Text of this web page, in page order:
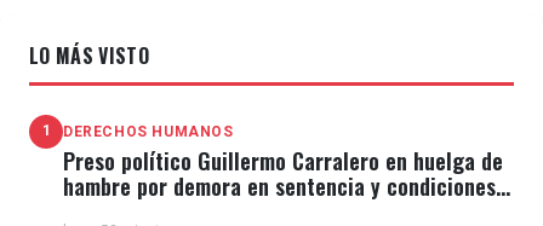
LO MÁS VISTO
1 DERECHOS HUMANOS
Preso político Guillermo Carralero en huelga de
hambre por demora en sentencia y condiciones